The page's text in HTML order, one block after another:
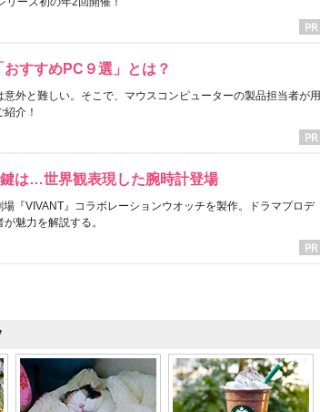
すすめPC９選」とは？
外と難しい。そこで、マウスコンピューターの製品担当者が用
介！
鍵は…世界観表現した腕時計登場
『VIVANT』コラボレーションウオッチを製作。ドラマプロデ
魅力を解説する。